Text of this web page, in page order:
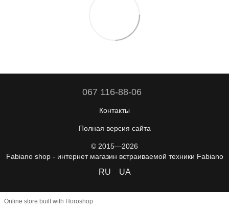
067 116-88-06
Контакты
Полная версия сайта
© 2015—2026
Fabiano shop - интернет магазин встраиваемой техники Fabiano
RU UA
Online store built with Horoshop